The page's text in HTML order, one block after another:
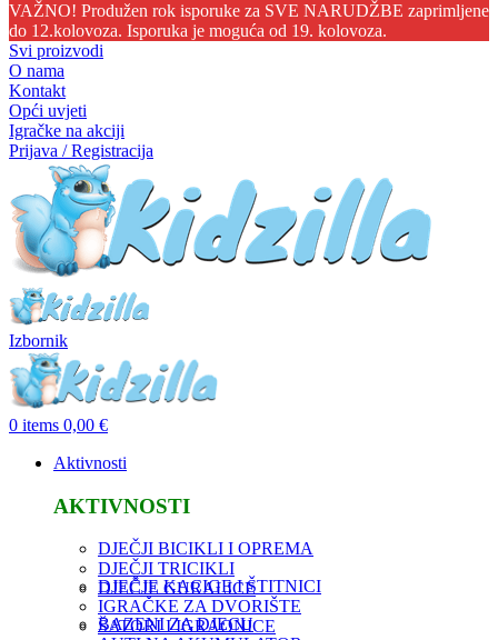
VAŽNO! Produžen rok isporuke za SVE NARUDŽBE zaprimljene
do 12.kolovoza. Isporuka je moguća od 19. kolovoza.
Svi proizvodi
O nama
Kontakt
Opći uvjeti
Igračke na akciji
Prijava / Registracija
Izbornik
0 items 0,00 €
Aktivnosti
AKTIVNOSTI
DJEČJI BICIKLI I OPREMA
DJEČJI TRICIKLI
DJEČJE GURALICE
DJEČJE KACIGE I ŠTITNICI
IGRAČKE ZA DVORIŠTE
ŠATORI I IGRAONICE
BAZENI ZA DJECU